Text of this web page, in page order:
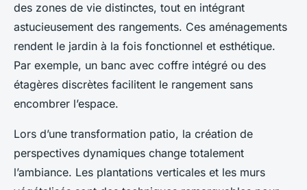
des zones de vie distinctes, tout en intégrant
astucieusement des rangements. Ces aménagements
rendent le jardin à la fois fonctionnel et esthétique.
Par exemple, un banc avec coffre intégré ou des
étagères discrètes facilitent le rangement sans
encombrer l’espace.
Lors d’une transformation patio, la création de
perspectives dynamiques change totalement
l’ambiance. Les plantations verticales et les murs